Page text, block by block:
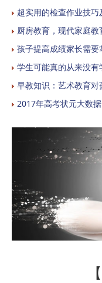
超实用的检查作业技
厨房教育，现代家庭
孩子提高成绩家长需
学生可能真的从来没有
早教知识：艺术教育对
2017年高考状元大数